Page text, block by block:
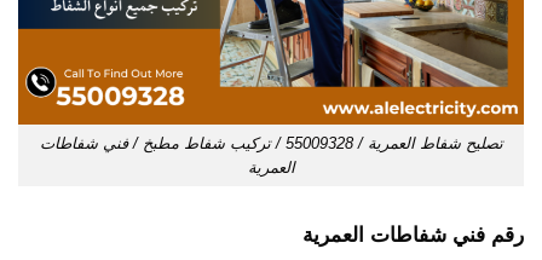
تصليح شفاط العمرية / 55009328 / تركيب شفاط مطبخ / فني شفاطات
العمرية
رقم فني شفاطات العمرية